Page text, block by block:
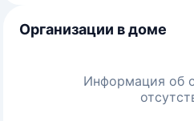
Организации в доме
Информация об